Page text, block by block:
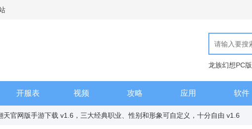
龙族幻想PC版
现代汉语词典
开服表 视频 攻略 应用 软件
官网版手游下载 v1.6，三大经典职业、性别和形象可自定义，十分自由 v1.6